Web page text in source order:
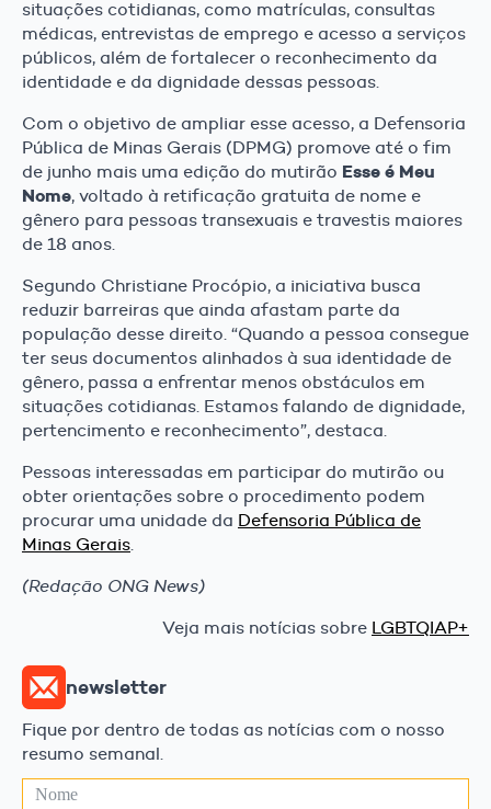
situações cotidianas, como matrículas, consultas
médicas, entrevistas de emprego e acesso a serviços
públicos, além de fortalecer o reconhecimento da
identidade e da dignidade dessas pessoas.
Com o objetivo de ampliar esse acesso, a Defensoria
Pública de Minas Gerais (DPMG) promove até o fim
de junho mais uma edição do mutirão Esse é Meu
Nome, voltado à retificação gratuita de nome e
gênero para pessoas transexuais e travestis maiores
de 18 anos.
Segundo Christiane Procópio, a iniciativa busca
reduzir barreiras que ainda afastam parte da
população desse direito. “Quando a pessoa consegue
ter seus documentos alinhados à sua identidade de
gênero, passa a enfrentar menos obstáculos em
situações cotidianas. Estamos falando de dignidade,
pertencimento e reconhecimento”, destaca.
Pessoas interessadas em participar do mutirão ou
obter orientações sobre o procedimento podem
procurar uma unidade da Defensoria Pública de
Minas Gerais.
(Redação ONG News)
Veja mais notícias sobre LGBTQIAP+
newsletter
Fique por dentro de todas as notícias com o nosso
resumo semanal.